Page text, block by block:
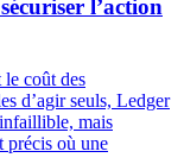
l’action
coût des
d’agir seuls, Ledger
mais
précis où une